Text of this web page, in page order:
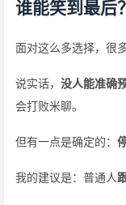
谁能笑到最后
面对这么多选择，很
说实话， 没人能准确
会打败米聊。
但有一点是确定的：
我的建议是：普通人